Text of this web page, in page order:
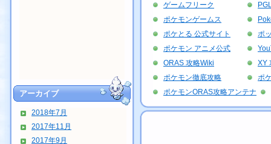
アーカイブ
2018年7月
2017年11月
2017年9月
ゲームフリーク
ポケモンゲームス
ポケとる 公式サイト
ポ
ポケモン アニメ公式
ORAS 攻略Wiki
XY
ポケモン徹底攻略
ポ
ポケモンORAS攻略アンテナ